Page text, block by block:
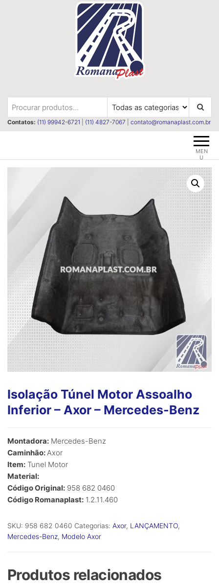
Romanaplast
Revestimentos e isolações
termica e acústica
Contatos: (11) 99942-6721 (11) 4827-7067 contato@romanaplast.com.br
MEN
U
Isolação Túnel Motor Assoalho
Inferior – Axor – Mercedes-Benz
Montadora: Mercedes-Benz
Caminhão:Axor
Item: Tunel Motor
Material:
Código Original: 958 682 0460
Código Romanaplast: 1.2.11.460
SKU: 958 682 0460 Categorias: Axor, LANÇAMENTO,
Mercedes-Benz, Modelo Axor
Produtos relacionados